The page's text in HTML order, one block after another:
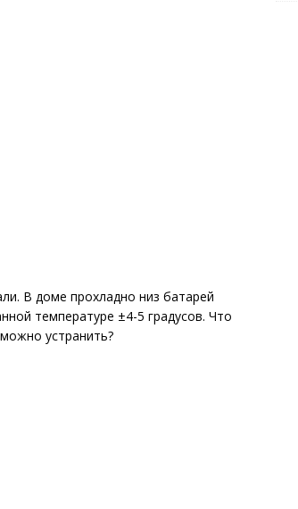
В доме прохладно низ батарей
температуре ±4-5 градусов. Что
устранить?